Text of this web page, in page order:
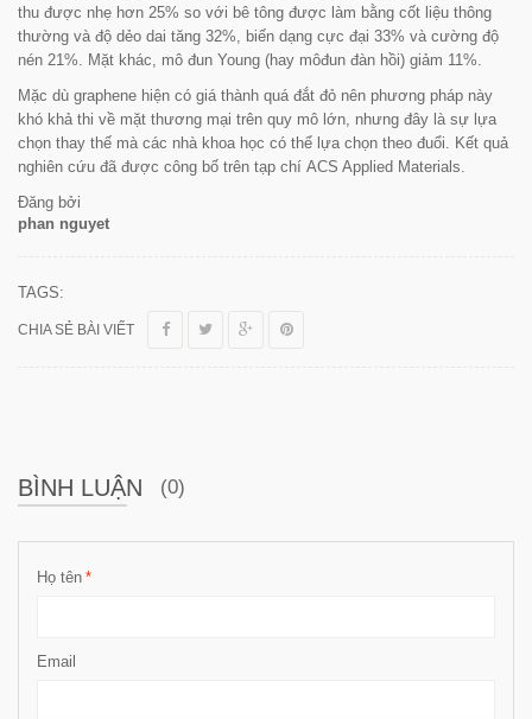
thu được nhẹ hơn 25% so với bê tông được làm bằng cốt liệu thông
thường và độ dẻo dai tăng 32%, biến dạng cực đại 33% và cường độ
nén 21%. Mặt khác, mô đun Young (hay môđun đàn hồi) giảm 11%.
Mặc dù graphene hiện có giá thành quá đắt đỏ nên phương pháp này
khó khả thi về mặt thương mại trên quy mô lớn, nhưng đây là sự lựa
chọn thay thế mà các nhà khoa học có thể lựa chọn theo đuổi. Kết quả
nghiên cứu đã được công bố trên tạp chí ACS Applied Materials
Đăng bởi
phan nguyet
TAGS:
CHIA SẺ BÀI VIẾT
BÌNH LUẬN (0)
*
Họ tên
Email